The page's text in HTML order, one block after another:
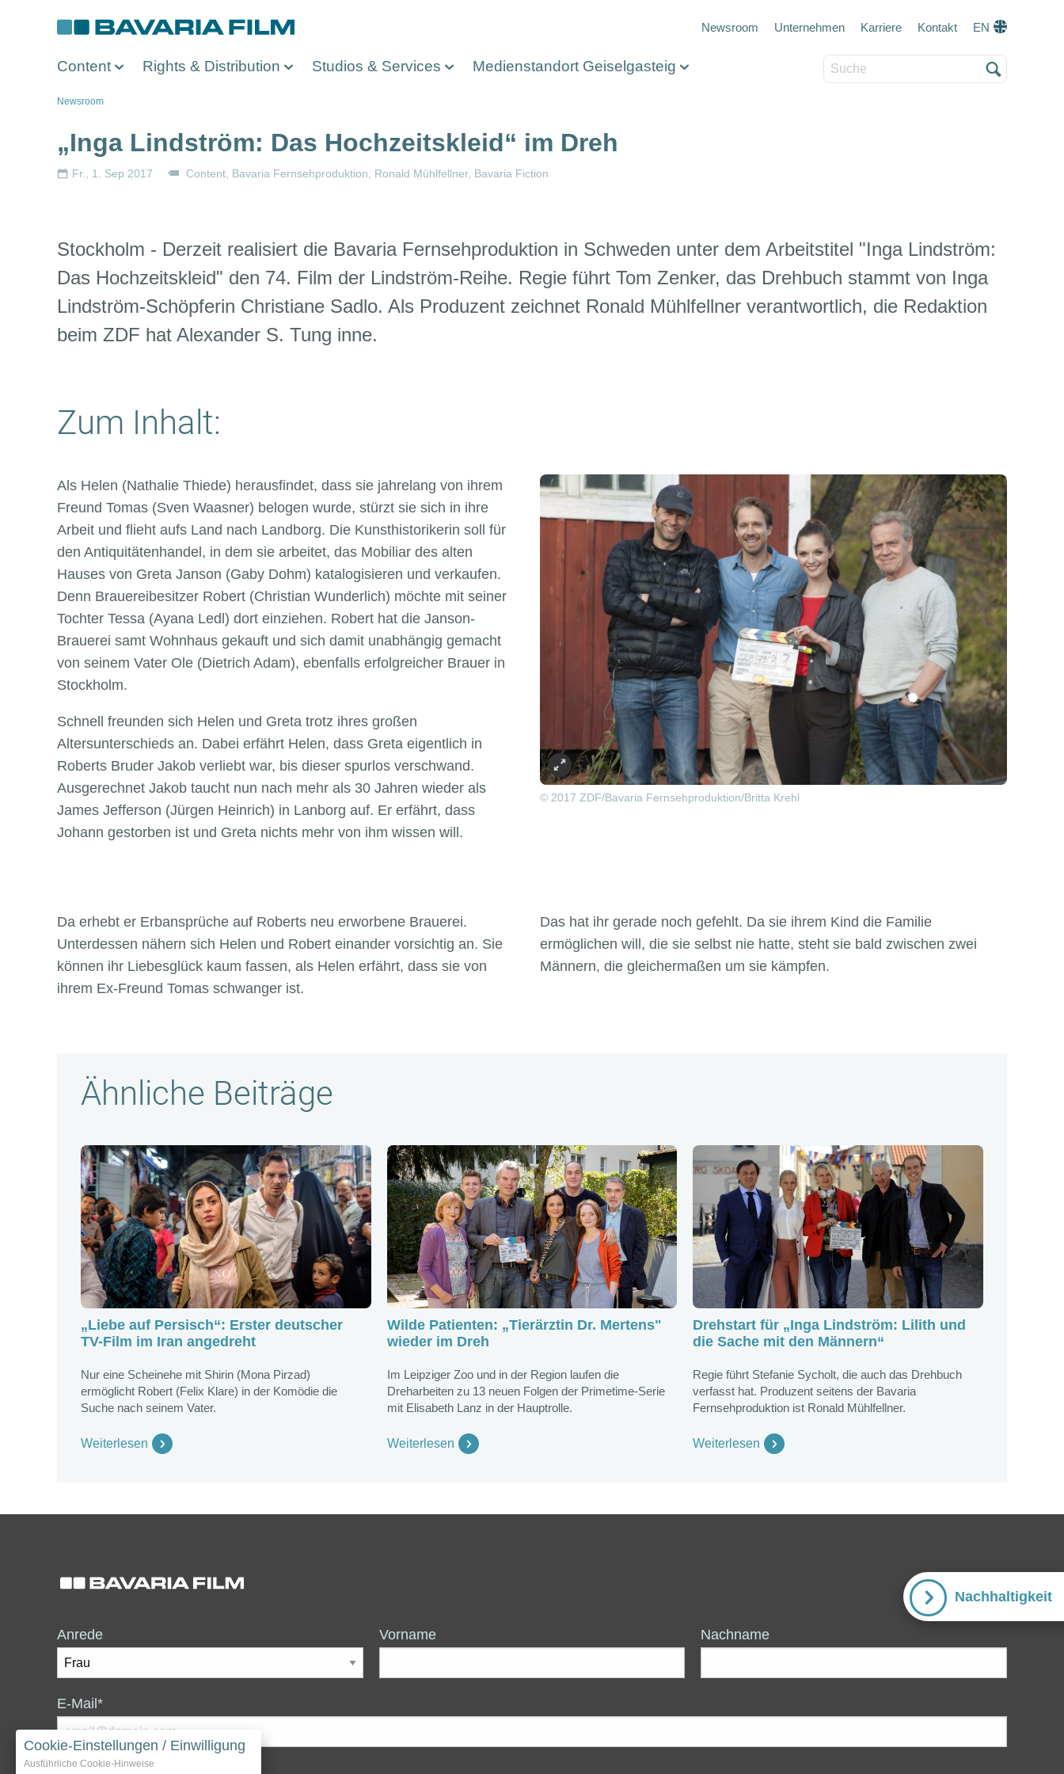
Meta navigation
Newsroom Unternehmen Karriere Kontakt EN
Content Rights & Distribution Studios & Services Medienstandort Geiselgasteig
Cookie-Einstellungen / Einwilligung
Ausführliche Cookie-Hinweise
Pfadnavigation
Newsroom
„Inga Lindström: Das Hochzeitskleid“ im Dreh
Fr., 1. Sep 2017 Content Bavaria Fernsehproduktion Ronald Mühlfellner Bavaria Fiction
Stockholm - Derzeit realisiert die Bavaria Fernsehproduktion in Schweden unter dem Arbeitstitel "Inga Lindström:
Das Hochzeitskleid" den 74. Film der Lindström-Reihe. Regie führt Tom Zenker, das Drehbuch stammt von Inga
Lindström-Schöpferin Christiane Sadlo. Als Produzent zeichnet Ronald Mühlfellner verantwortlich, die Redaktion
beim ZDF hat Alexander S. Tung inne.
Zum Inhalt:
© 2017 ZDF/Bavaria Fernsehproduktion/Britta Krehl
Als Helen (Nathalie Thiede) herausfindet, dass sie jahrelang von ihrem
Freund Tomas (Sven Waasner) belogen wurde, stürzt sie sich in ihre
Arbeit und flieht aufs Land nach Landborg. Die Kunsthistorikerin soll für
den Antiquitätenhandel, in dem sie arbeitet, das Mobiliar des alten
Hauses von Greta Janson (Gaby Dohm) katalogisieren und verkaufen.
Denn Brauereibesitzer Robert (Christian Wunderlich) möchte mit seiner
Tochter Tessa (Ayana Ledl) dort einziehen. Robert hat die Janson-
Brauerei samt Wohnhaus gekauft und sich damit unabhängig gemacht
von seinem Vater Ole (Dietrich Adam), ebenfalls erfolgreicher Brauer in
Stockholm.
Schnell freunden sich Helen und Greta trotz ihres großen
Altersunterschieds an. Dabei erfährt Helen, dass Greta eigentlich in
Roberts Bruder Jakob verliebt war, bis dieser spurlos verschwand.
Ausgerechnet Jakob taucht nun nach mehr als 30 Jahren wieder als
James Jefferson (Jürgen Heinrich) in Lanborg auf. Er erfährt, dass
Johann gestorben ist und Greta nichts mehr von ihm wissen will.
Da erhebt er Erbansprüche auf Roberts neu erworbene Brauerei.
Unterdessen nähern sich Helen und Robert einander vorsichtig an. Sie
können ihr Liebesglück kaum fassen, als Helen erfährt, dass sie von
ihrem Ex-Freund Tomas schwanger ist.
Das hat ihr gerade noch gefehlt. Da sie ihrem Kind die Familie
ermöglichen will, die sie selbst nie hatte, steht sie bald zwischen zwei
Männern, die gleichermaßen um sie kämpfen.
Ähnliche Beiträge
„Liebe auf Persisch“: Erster deutscher
TV-Film im Iran angedreht
Nur eine Scheinehe mit Shirin (Mona Pirzad)
ermöglicht Robert (Felix Klare) in der Komödie die
Suche nach seinem Vater.
Weiterlesen
Wilde Patienten: „Tierärztin Dr. Mertens"
wieder im Dreh
Im Leipziger Zoo und in der Region laufen die
Dreharbeiten zu 13 neuen Folgen der Primetime-Serie
mit Elisabeth Lanz in der Hauptrolle.
Weiterlesen
Drehstart für „Inga Lindström: Lilith und
die Sache mit den Männern“
Regie führt Stefanie Sycholt, die auch das Drehbuch
verfasst hat. Produzent seitens der Bavaria
Fernsehproduktion ist Ronald Mühlfellner.
Weiterlesen
Nachhaltigkeit
Anrede Vorname Nachname
E-Mail*